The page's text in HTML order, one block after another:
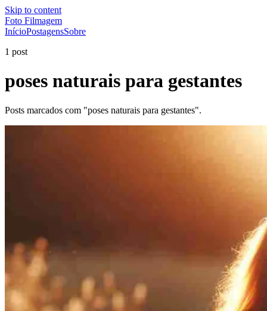
Skip to content
Foto Filmagem
InícioPostagensSobre
1 post
poses naturais para gestantes
Posts marcados com "poses naturais para gestantes".